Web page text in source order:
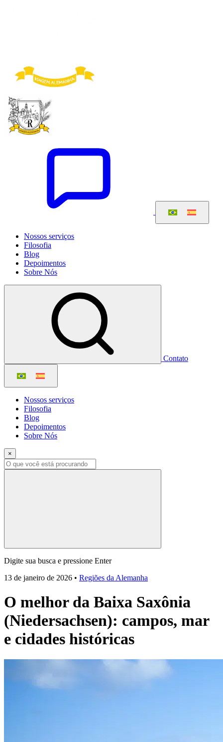
Nossos serviços
Filosofia
Blog
Depoimentos
Sobre Nós
Contato
Nossos serviços
Filosofia
Blog
Depoimentos
Sobre Nós
×
Digite sua busca e pressione Enter
13 de janeiro de 2026 • Regiões da Alemanha
O melhor da Baixa Saxônia
(Niedersachsen): campos, mar
e cidades históricas